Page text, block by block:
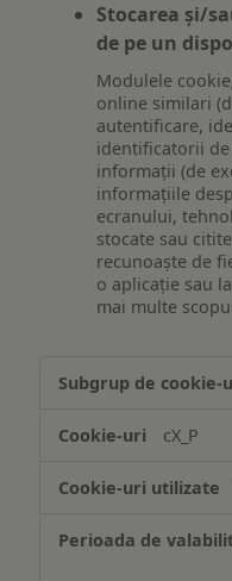
Stocarea și/
de pe un
Modulele
online similari
autentificare,
identificatorii
informații (de
informațiile
ecranului,
stocate sau
recunoaște de
o aplicație sau
mai multe
și/sau
informațiilor
pe
dispozitiv
cX_P